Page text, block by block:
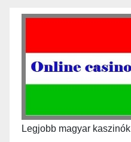
Legjobb magyar kaszinók